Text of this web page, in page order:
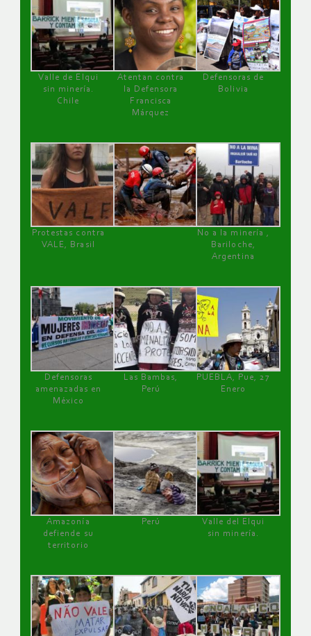
Valle de Elqui
sin minería.
Chile
Atentan contra
la Defensora
Francisca
Márquez
Defensoras de
Bolivia
Protestas contra
VALE, Brasil
No a la minería ,
Bariloche,
Argentina
Defensoras
amenazadas en
México
Las Bambas,
Perú
PUEBLA, Pue, 27
Enero
Amazonía
defiende su
territorio
Perú
Valle del Elqui
sin minería.